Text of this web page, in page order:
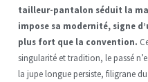
tailleur-pantalon séduit la
impose sa modernité, signe
plus fort que la convention.
singularité et tradition, le passé
la jupe longue persiste, filigrane